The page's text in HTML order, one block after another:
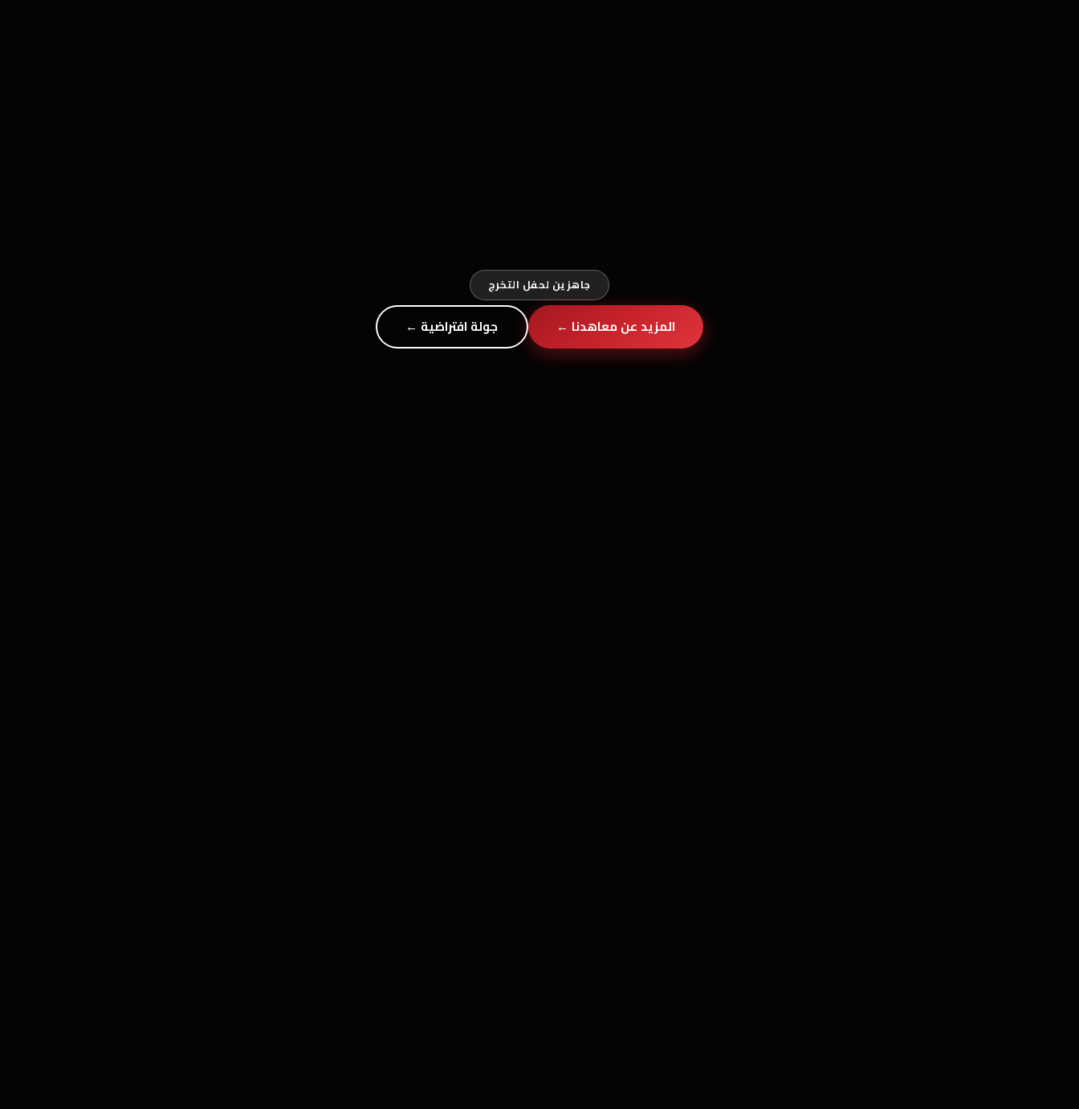
جاهزين لحفل التخرج
المزيد عن معاهدنا ← جولة افتراضية ←